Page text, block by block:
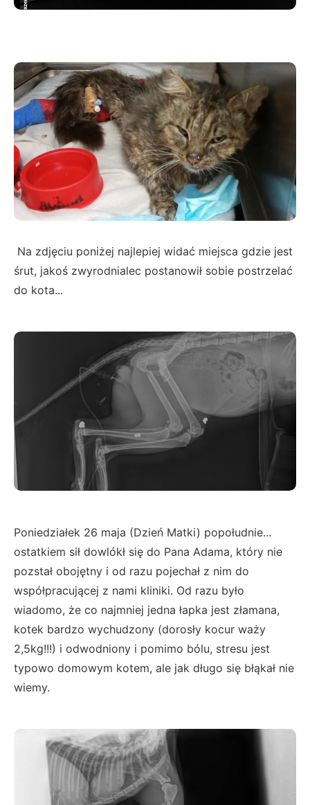
Na zdjęciu poniżej najlepiej widać miejsca gdzie jest
śrut, jakoś zwyrodnialec postanowił sobie postrzelać
do kota...
Poniedziałek 26 maja (Dzień Matki) popołudnie...
ostatkiem sił dowlókł się do Pana Adama, który nie
pozstał obojętny i od razu pojechał z nim do
współpracującej z nami kliniki. Od razu było
wiadomo, że co najmniej jedna łapka jest złamana,
kotek bardzo wychudzony (dorosły kocur waży
2,5kg!!!) i odwodniony i pomimo bólu, stresu jest
typowo domowym kotem, ale jak długo się błąkał nie
wiemy.